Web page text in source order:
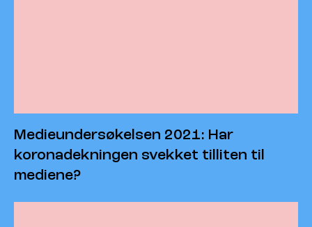
Medieundersøkelsen 2021: Har
koronadekningen svekket tilliten til
mediene?